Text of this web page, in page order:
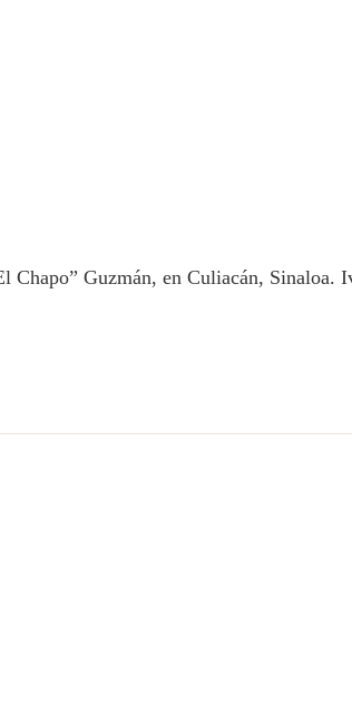
Chapo” Guzmán, en Culiacán, Sinaloa.